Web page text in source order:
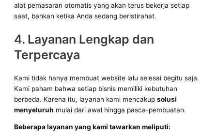
alat pemasaran otomatis yang akan terus bekerja setiap
saat, bahkan ketika Anda sedang beristirahat.
4. Layanan Lengkap dan
Terpercaya
Kami tidak hanya membuat website lalu selesai begitu saja.
Kami paham bahwa setiap bisnis memiliki kebutuhan
berbeda. Karena itu, layanan kami mencakupsolusi
menyeluruh mulai dari awal hingga pasca-pembuatan.
Beberapa layanan yang kami tawarkan meliputi: